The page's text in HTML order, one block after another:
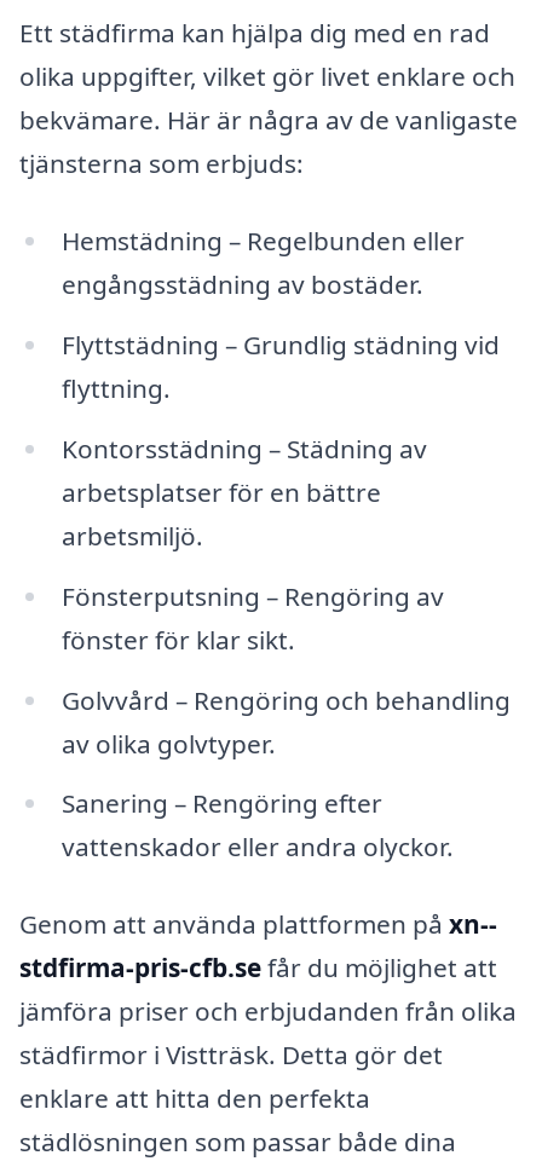
Ett städfirma kan hjälpa dig med en rad
olika uppgifter, vilket gör livet enklare och
bekvämare. Här är några av de vanligaste
tjänsterna som erbjuds:
Hemstädning – Regelbunden eller
engångsstädning av bostäder.
Flyttstädning – Grundlig städning vid
flyttning.
Kontorsstädning – Städning av
arbetsplatser för en bättre
arbetsmiljö.
Fönsterputsning – Rengöring av
fönster för klar sikt.
Golvvård – Rengöring och behandling
av olika golvtyper.
Sanering – Rengöring efter
vattenskador eller andra olyckor.
Genom att använda plattformen på xn--
stdfirma-pris-cfb.sefår du möjlighet att
jämföra priser och erbjudanden från olika
städfirmor i Vistträsk. Detta gör det
enklare att hitta den perfekta
städlösningen som passar både dina